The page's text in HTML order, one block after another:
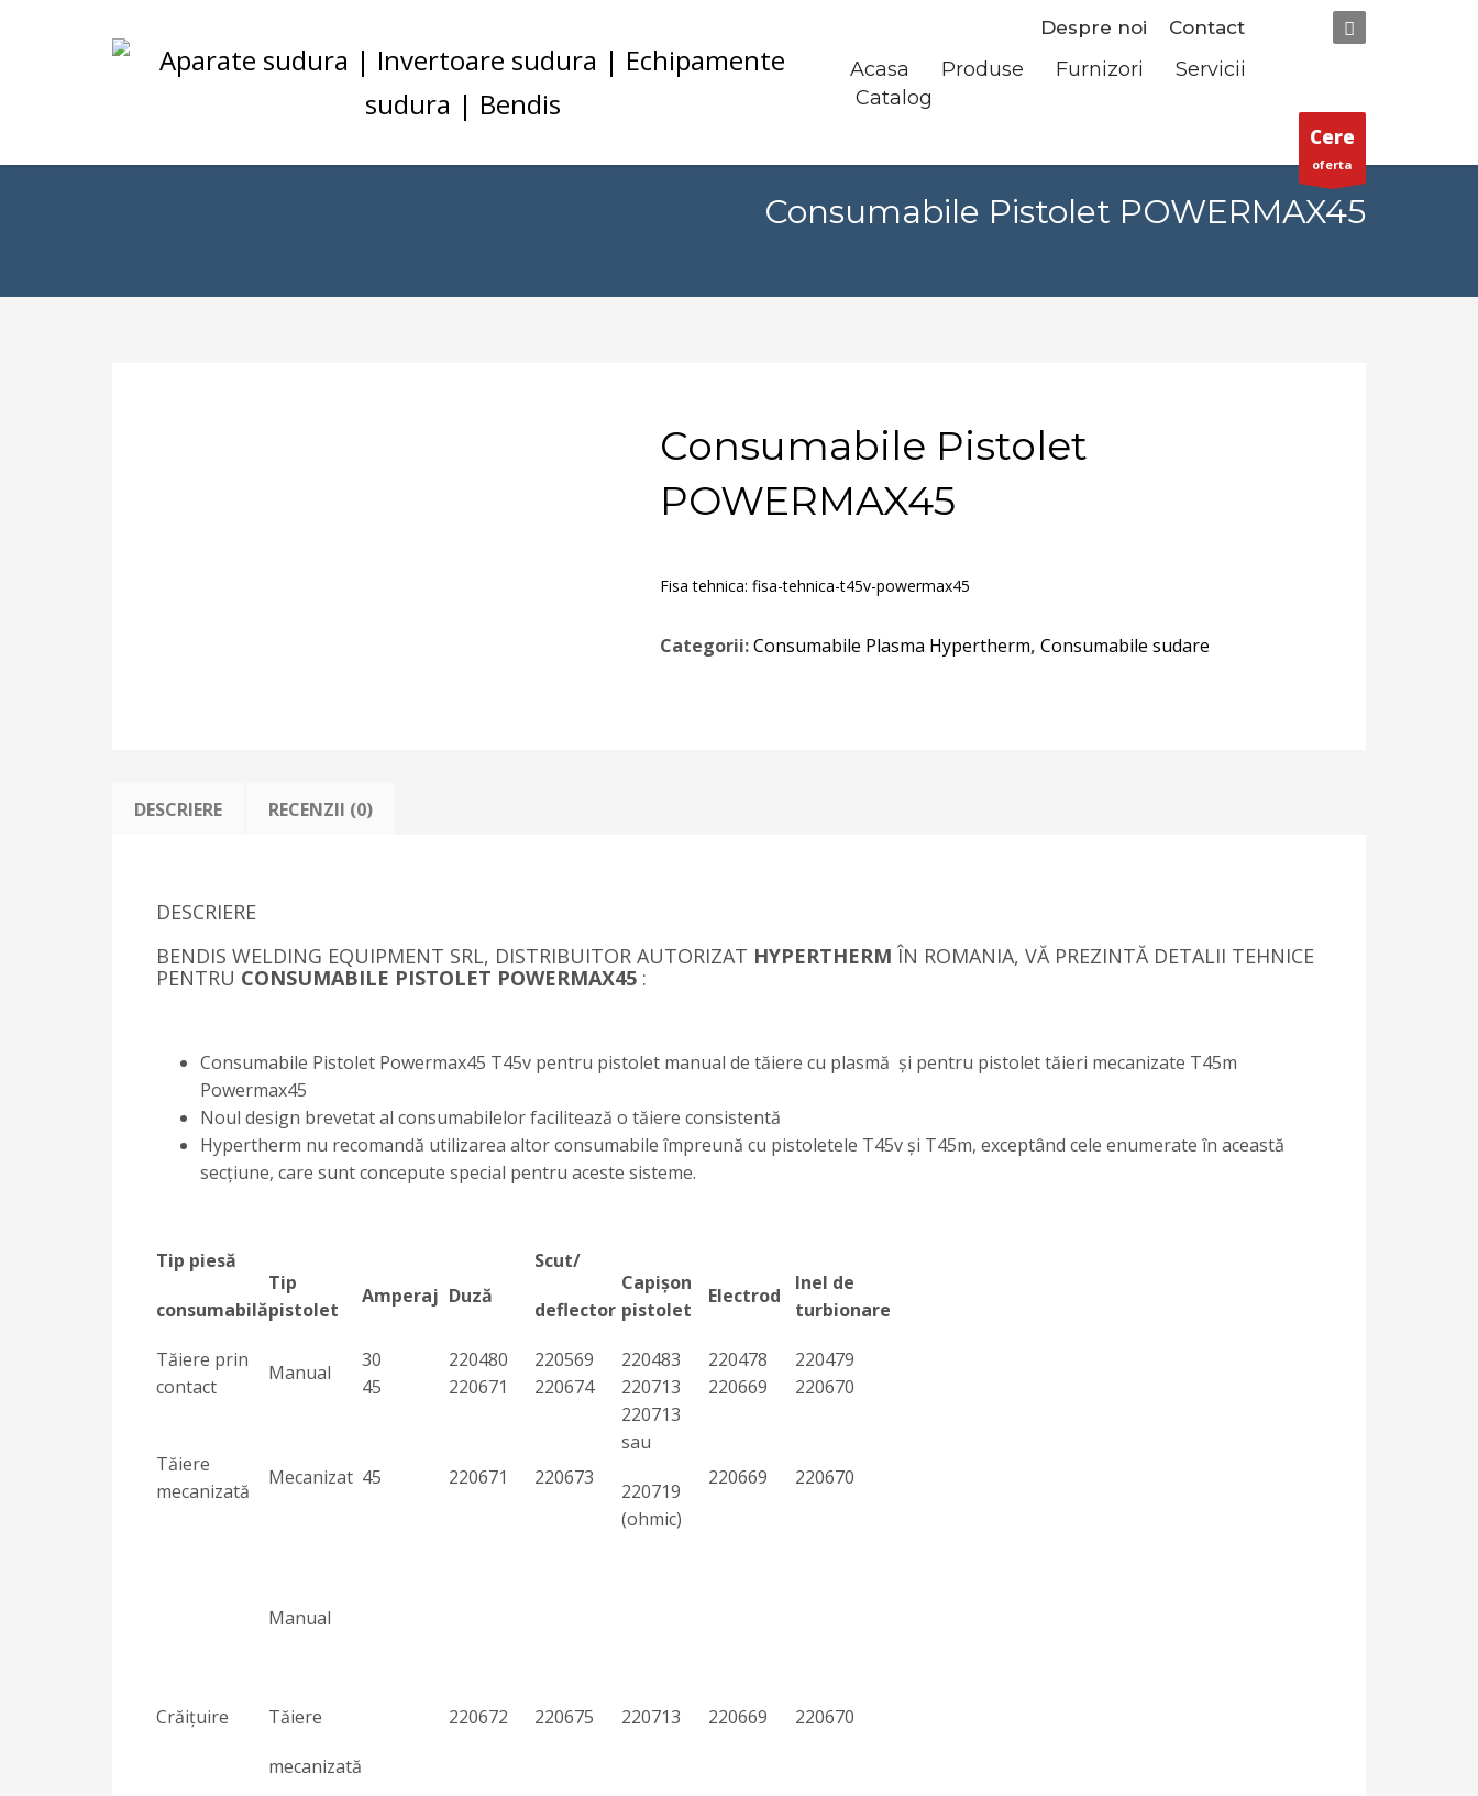
Despre noi Contact
Acasa Produse Furnizori
Servicii
Catalog
Cere
oferta
Consumabile Pistolet POWERMAX45
Consumabile Pistolet
POWERMAX45
Fisa tehnica:fisa-tehnica-t45v-powermax45
Categorii:Consumabile Plasma Hypertherm,Consumabile sudare
DESCRIERE RECENZII (0)
DESCRIERE
BENDIS WELDING EQUIPMENT SRL, DISTRIBUITOR AUTORIZAT HYPERTHERM ÎN ROMANIA, VĂ PREZINTĂ DETALII TEHNICE
PENTRU CONSUMABILE PISTOLET POWERMAX45 :
Consumabile Pistolet Powermax45 T45v pentru pistolet manual de tăiere cu plasmă şi pentru pistolet tăieri mecanizate T45m
Powermax45
Noul design brevetat al consumabilelor facilitează o tăiere consistentă
Hypertherm nu recomandă utilizarea altor consumabile împreună cu pistoletele T45v şi T45m, exceptând cele enumerate în această
secţiune, care sunt concepute special pentru aceste sisteme.
Tip piesă
consumabilă
Tip
pistolet
Amperaj Duză
Scut/
deflector
Capişon
pistolet
Electrod
Inel de
turbionare
Tăiere prin
contact
Manual
30 220480 220569 220483 220478
220479
45
220671 220674 220713 220669 220670
Tăiere
mecanizată
Mecanizat 45 220671 220673
220713
sau
220719
(ohmic)
220669 220670
Crăiţuire
Manual
Tăiere
mecanizată
220672 220675 220713 220669 220670